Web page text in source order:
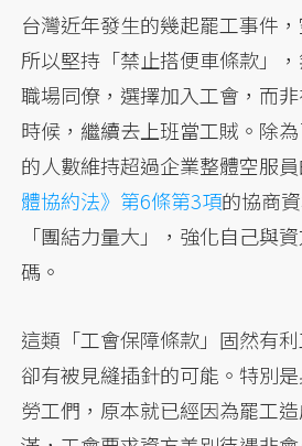
台灣近年發生的幾起罷工事件
所以堅持「禁止搭便車條款」
職場同僚，選擇加入工會，而
時候，繼續去上班當工賊。除
的人數維持超過企業整體空服
體協約法》第6條第3項的協商
「團結力量大」，強化自己與
碼。
這類「工會保障條款」固然有
卻有被見縫插針的可能。特別
勞工們，原本就已經因為罷工